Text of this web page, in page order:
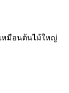
หมือนต้นไม้ใหญ่